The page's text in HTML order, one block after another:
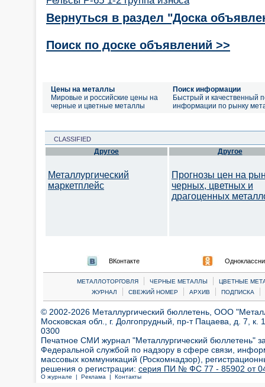
Вернуться в раздел "Доска
Поиск по доске объявлений >>
Цены на металлы
Мировые и российские цены на
черные и цветные металлы
Поиск информации
Быстрый и качественный
информации по рынку
CLASSIFIED
Другое
Металлургический
маркетплейс
Другое
Прогнозы цен на
черных, цветных и
драгоценных
ВКонтакте
МЕТАЛЛОТОРГОВЛЯ | ЧЕРНЫЕ МЕТАЛЛЫ |
ЦВЕТНЫЕ
ЖУРНАЛ
| СВЕЖИЙ НОМЕР | АРХИВ | ПОДПИСКА |
© 2002-2026 Металлургический бюллетень, ООО
Московская обл., г. Долгопрудный, пр-т Пацаева, д. 7,
0300
Печатное СМИ журнал "Металлургический бюллетень"
Федеральной службой по надзору в сфере связи,
массовых коммуникаций (Роскомнадзор),
решения о регистрации: серия ПИ № ФС 77 - 85902 от 04
О журнале | Реклама | Контакты